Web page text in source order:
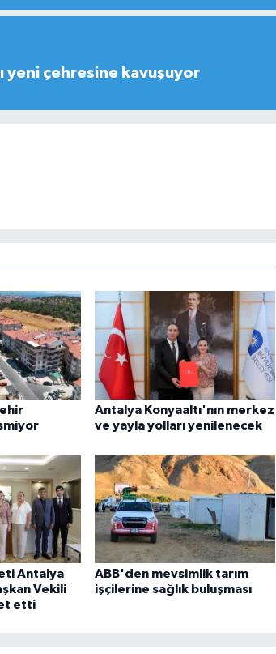
yeni çehresine kavuşuyor
Antalya Konyaaltı'nın merkez
ve yayla yolları yenilenecek
Antalya
Vekili
etti
ABB'den mevsimlik tarım
işçilerine sağlık buluşması